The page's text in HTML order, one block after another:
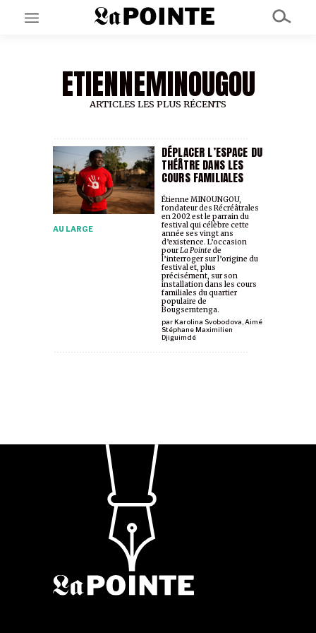
EN CE MOMENT
GRAND ANGLE
AU LARGE
À PROPOS
NOS PARTENAIRES
ETIENNEMINOUGOU
ARTICLES LES PLUS RÉCENTS
DÉPLACER L’ESPACE DU
THÉÂTRE DANS LES
COURS FAMILIALES
AU LARGE
parKarolina Svobodova,Aimé
Stéphane Maximilien
Djiguimdé
Étienne MINOUNGOU,
fondateur des Récréâtrales
en 2002 est le parrain du
festival qui célèbre cette
année ses vingt ans
d’existence. L’occasion
pourLa Pointede
l’interroger sur l’origine du
festival et, plus
précisément, sur son
installation dans les cours
familiales du quartier
populaire de
Bougsemtenga.